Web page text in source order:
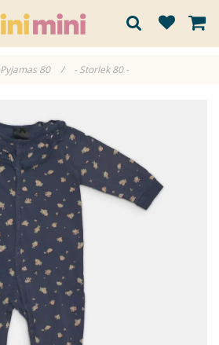
Pyjamas 80 / - Storlek 80 -